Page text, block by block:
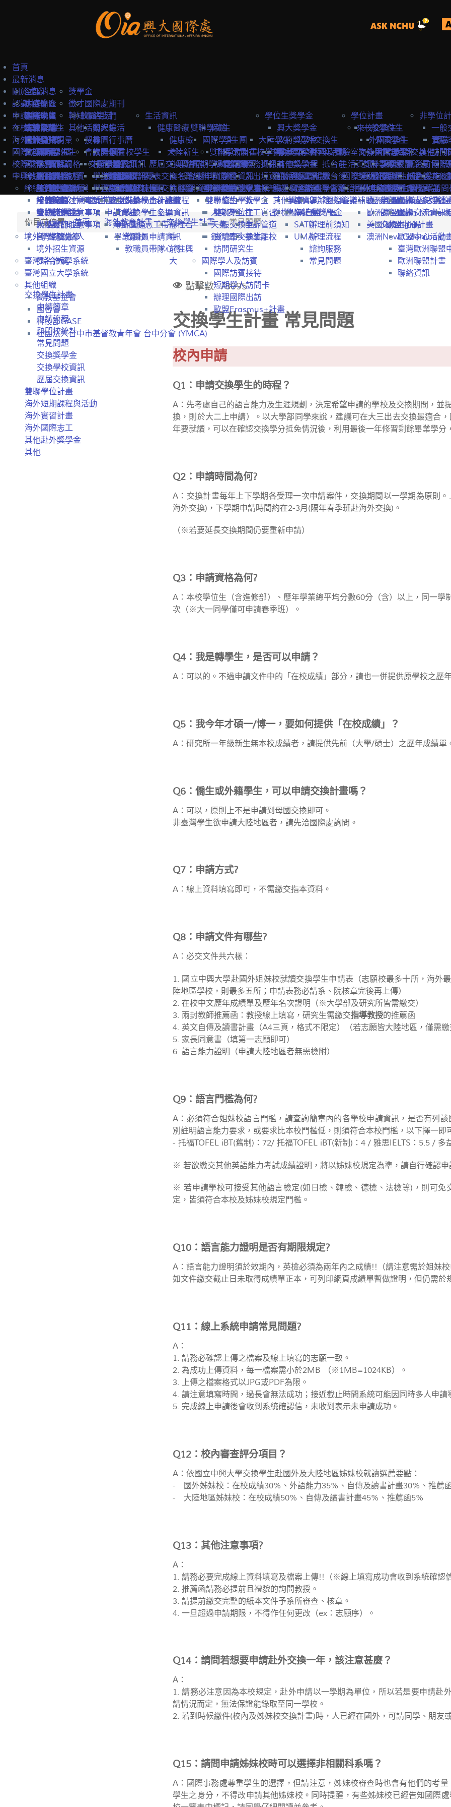
首頁
最新消息
全部消息
防疫專區
國際學生
本地學生
教職員
獎學金
徵才
轉知
其他
關於本處
本處簡介
本處成員
法規彙編
中英雙語詞彙
國際處期刊
聯絡我們
活動紀錄
搜尋
會議記錄
認識中興
選擇中興
認識台灣
認識台中
就學費用
學費
生活費
工作機會
校園生活
興大生活
校園行事曆
校園地圖
校內設施
學生活動
學習生活
學生住宿
生活資訊
健康醫療
健康檢
查
心理諮
商
就醫資
訊
保險
學生團
保
商業保
險
全民健
保
交通資訊
前往台
中
前往興
大
人身安全
天氣
銀行開戶
學位生獎學金
興大獎學金
政府獎學金
專案獎學金
其他獎學金
學位計畫
一般學位生
外國學生
大陸學生
雙聯學位生
外國學生
大陸學生
非學位
一般
實驗
訪問
國際
申請中興
境外學位生
身分別
國際學位生
國籍資格
申請流程
招生系所
申請文件
提名推薦
常見問題
經驗分享
大陸學生
申請資訊
課程資訊
常見問題
僑港澳生
申請資訊
雙聯學位生
國際學生
申請資訊
課程資訊
大陸學生
申請資訊
來校交換生
外國交換生
申請資訊
課程資訊
交換生心得
實驗
大陸交換生
申請資訊
課程資訊
交換生心得
訪問
在校境外學生
境外學位生
外國新生
抵台前
抵台後
統一證號與
簽證
學習華語
外國在校學生
教務資訊
選課資訊
工作證
居留證
獎學金
申訴管道
畢業離校
大陸新生
抵台前
抵台後
選課資訊
大陸在校學生
教務資訊
入出境資訊
親屬探親
獎學金
打工實習
申訴管道
畢業離校
境外交換生
外國及實驗室交換生
抵台前
抵台後
學習華語
離校資訊
大陸交換生
抵台前
抵台後
離校資訊
海外教育計畫
交換學生計畫
申請簡章
申請流程
熱門校統計
常見問題
交換獎學金
交換學校資訊
海外地區
大陸地區
歷屆交換資訊
交換名單
交換心得
雙聯學位計畫
申請流程
學校資訊
雙聯獎學金
海外短期課程與活動
申請流程
活動資訊
海外實習計畫
申請資訊
學海築夢獎學金
海外國際志工
計畫緣起
服務目標
申請資訊
歷史回顧
其他赴
博士
其他
國際訪賓與學人
國際訪賓
關於國際訪賓
接待原則
接待紀錄
國際學人
關於國際學人
交換教授計畫
歐盟Erasmus+計畫
短期學人訪問卡
申請流程
申請要點
抵台前
邀請函&工作證
簽證&居留證
其他資訊
從機場到台中
生活資訊
交通資訊
相關連結
校園資源
校內設施&
學習華語
校園活動
校際交流合作
締結合約
締約注意事項
締約流程
合約範本
大陸簽約注意事項
各學院聯絡人
姊妹校一覽表
姊妹校搜尋
姊妹校合作總覽
雙聯學位
雙聯締約注意事項
雙聯締約學校
參與國際組織
EAIE
APAIE
NAFSA
SATU
UMAP
國際獎助計畫
國外
歐洲聯盟Erasmus+計
歐洲聯盟Jean
美國Fulbright計畫
澳洲New Colombo計
臺灣綜合大學系統
臺灣國立大學系統
其他組織
高教基金會
國合會
科技部GASE
社團法人台中市基督教青年會 台中分會 (YMCA)
中興教職員
締結合約
一般締約注意事項
雙聯締約注意事項
聯絡窗口
境外學生招生
境外招生資源
提名推薦
海外教育計畫
交換學生計畫流程
交換學生名單
海外國際志工帶隊
教職員申請資訊
教職員帶隊心得
國際學生
學位生
雙聯學位生
一般交換生
實驗室交換生
訪問研究生
國際學人及訪賓
國際訪賓接待
短期學人訪問卡
辦理國際出訪
歐盟Erasmus+計畫
主辦國際會議
舉辦國際會議補助
入台證專區
辦理前須知
辦理流程
諮詢服務
常見問題
國際化資源
國際處多媒體
國際交流資訊
歐盟中心
歐盟中心活動
臺灣歐洲聯盟
歐洲聯盟計畫
聯絡資訊
你目前位置: 首頁 海外教育計畫 交換學生計畫 常見問題
交換學生計畫
申請簡章
申請流程
熱門校統計
常見問題
交換獎學金
交換學校資訊
歷屆交換資訊
雙聯學位計畫
海外短期課程與活動
海外實習計畫
海外國際志工
其他赴外獎學金
其他
點擊數: 78095
交換學生計畫 常見問題
校內申請
Q1：申請交換學生的時程？
A：先考慮自己的語言能力及生涯規劃，決定希望申請的學校及交換期間，並
換，則於大二上申請）。以大學部同學來說，建議可在大三出去交換最適合
年要就讀，可以在確認交換學分抵免情況後，利用最後一年修習剩餘畢業學分
Q2：申請時間為何?
A：交換計畫每年上下學期各受理一次申請案件，交換期間以一學期為原則
海外交換)，下學期申請時間約在2-3月(隔年春季班赴海外交換)。
（※若要延長交換期間仍要重新申請）
Q3：申請資格為何?
A：本校學位生（含進修部）、歷年學業總平均分數60分（含）以上，同一學
次（※大一同學僅可申請春季班）。
Q4：我是轉學生，是否可以申請？
A：可以的。不過申請文件中的「在校成績」部分，請也一併提供原學校之歷
Q5：我今年才碩一/博一，要如何提供「在校成績」？
A：研究所一年級新生無本校成績者，請提供先前（大學/碩士）之歷年成績單
Q6：僑生或外籍學生，可以申請交換計畫嗎？
A：可以，原則上不是申請到母國交換即可。
非臺灣學生欲申請大陸地區者，請先洽國際處詢問。
Q7：申請方式?
A：線上資料填寫即可，不需繳交指本資料。
Q8：申請文件有哪些?
A：必交文件共六樣：
1. 國立中興大學赴國外姐妹校就讀交換學生申請表（志願校最多十所，海外
陸地區學校，則最多五所；申請表務必請系、院核章完後再上傳）
2. 在校中文歷年成績單及歷年名次證明（※大學部及研究所皆需繳交）
3. 兩封教師推薦函：教授線上填寫，研究生需繳交指導教授的推薦函
4. 英文自傳及讀書計畫（A4三頁，格式不限定）（若志願皆大陸地區，僅需
5. 家長同意書（填第一志願即可）
6. 語言能力證明（申請大陸地區者無需檢附）
Q9：語言門檻為何?
A：必須符合姐妹校語言門檻，請查詢簡章內的各學校申請資訊，是否有列
別註明語言能力要求，或要求比本校門檻低，則須符合本校門檻，以下擇一即
- 托福TOFEL iBT(舊制)：72/ 托福TOFEL iBT(新制)：4 / 雅思IELTS：5.5 / 多
※ 若欲繳交其他英語能力考試成績證明，將以姊妹校規定為準，請自行確認
※ 若申請學校可接受其他語言檢定(如日檢、韓檢、德檢、法檢等)，則可免
定，皆須符合本校及姊妹校規定門檻。
Q10：語言能力證明是否有期限規定?
A：語言能力證明須於效期內，英檢必須為兩年內之成績!!（請注意需於姐妹
如文件繳交截止日未取得成績單正本，可列印網頁成績單暫做證明，但仍需於
Q11：線上系統申請常見問題?
A：
1. 請務必確認上傳之檔案及線上填寫的志願一致。
2. 為成功上傳資料，每一檔案需小於2MB （※1MB=1024KB）。
3. 上傳之檔案格式以JPG或PDF為限。
4. 請注意填寫時間，過長會無法成功；接近截止時間系統可能因同時多人申
5. 完成線上申請後會收到系統確認信，未收到表示未申請成功。
Q12：校內審查評分項目？
A：依國立中興大學交換學生赴國外及大陸地區姊妹校就讀選薦要點：
- 國外姊妹校：在校成績30%、外語能力35%、自傳及讀書計畫30%、推薦
- 大陸地區姊妹校：在校成績50%、自傳及讀書計畫45%、推薦函5%
Q13：其他注意事項?
A：
1. 請務必要完成線上資料填寫及檔案上傳!!（※線上填寫成功會收到系統確認
2. 推薦函請務必提前且禮貌的詢問教授。
3. 請提前繳交完整的紙本文件予系所審查、核章。
4. 一旦超過申請期限，不得作任何更改（ex：志願序）。
Q14：請問若想要申請赴外交換一年，該注意甚麼？
A：
1. 請務必注意因為本校規定，赴外申請以一學期為單位，所以若是要申請赴
請情況而定，無法保證能錄取至同一學校。
2. 若到時候繳件(校內及姊妹校交換計畫)時，人已經在國外，可請同學、朋友
Q15：請問申請姊妹校時可以選擇非相關科系嗎？
A：國際事務處尊重學生的選擇，但請注意，姊妹校審查時也會有他們的考
學生之身分，不得改申請其他姊妹校。同時提醒，有些姊妹校已經告知國際